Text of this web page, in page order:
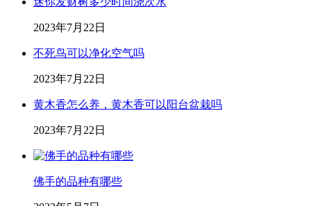
2023年7月22日
不死鸟可以净化空气吗
2023年7月22日
黄木香怎么养，黄木香可以阳台盆栽吗
2023年7月22日
佛手的品种有哪些